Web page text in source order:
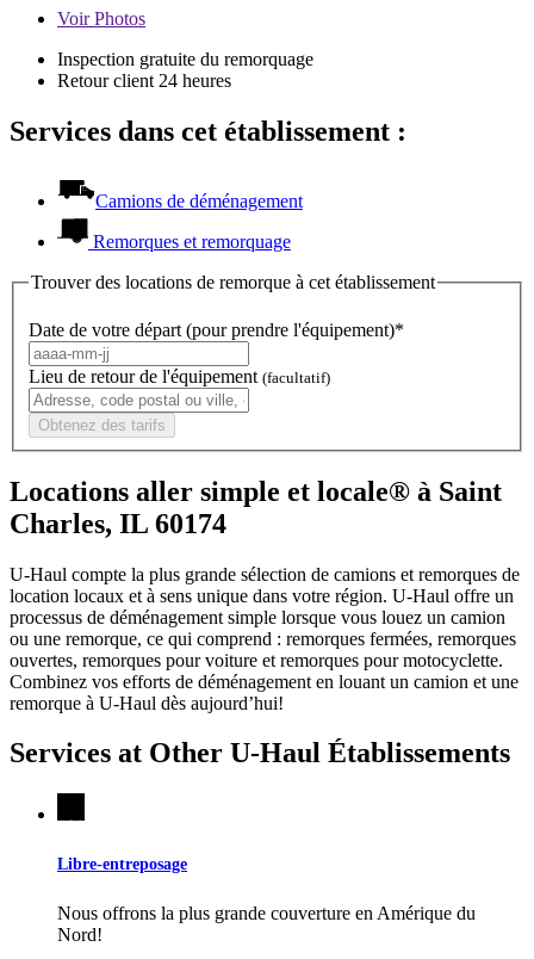
VoirPhotos
Inspection gratuite du remorquage
Retour client 24 heures
Services dans cet établissement :
Camions de déménagement
Remorques et remorquage
Trouver des locations de remorque à cet établissement
Date de votre départ (pour prendre l'équipement)*
Lieu de retour de l'équipement (facultatif)
Obtenez des tarifs
Locations aller simple et locale® à Saint
Charles, IL 60174
U-Haul compte la plus grande sélection de camions et remorques de
location locaux et à sens unique dans votre région. U-Haul offre un
processus de déménagement simple lorsque vous louez un camion
ou une remorque, ce qui comprend : remorques fermées, remorques
ouvertes, remorques pour voiture et remorques pour motocyclette.
Combinez vos efforts de déménagement en louant un camion et une
remorque à U-Haul dès aujourd’hui!
Services at Other U-Haul Établissements
Libre-entreposage
Nous offrons la plus grande couverture en Amérique du
Nord!